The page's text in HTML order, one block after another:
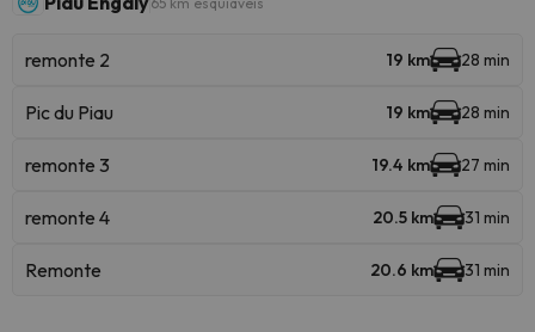
remonte 2 19 km 28 min
Pic du Piau 19 km 28 min
remonte 3 19.4 km 27 min
remonte 4 20.5 km 31 min
Remonte 20.6 km 31 min